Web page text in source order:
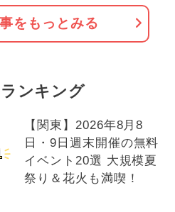
をもっとみる
ンキング
【関東】2026年8月8
日・9日週末開催の無料
イベント20選 大規模夏
祭り＆花火も満喫！